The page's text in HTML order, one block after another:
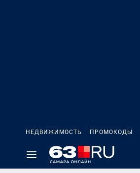
НЕДВИЖИМОСТЬ ПРОМОКОДЫ